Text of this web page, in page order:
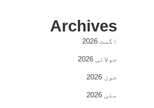
Archives
اگست 2026
جولائی 2026
جون 2026
مئی 2026